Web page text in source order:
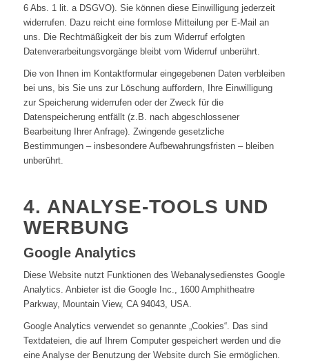
6 Abs. 1 lit. a DSGVO). Sie können diese Einwilligung jederzeit
widerrufen. Dazu reicht eine formlose Mitteilung per E-Mail an
uns. Die Rechtmäßigkeit der bis zum Widerruf erfolgten
Datenverarbeitungsvorgänge bleibt vom Widerruf unberührt.
Die von Ihnen im Kontaktformular eingegebenen Daten verbleiben
bei uns, bis Sie uns zur Löschung auffordern, Ihre Einwilligung
zur Speicherung widerrufen oder der Zweck für die
Datenspeicherung entfällt (z.B. nach abgeschlossener
Bearbeitung Ihrer Anfrage). Zwingende gesetzliche
Bestimmungen – insbesondere Aufbewahrungsfristen – bleiben
unberührt.
4. ANALYSE-TOOLS UND
WERBUNG
Google Analytics
Diese Website nutzt Funktionen des Webanalysedienstes Google
Analytics. Anbieter ist die Google Inc., 1600 Amphitheatre
Parkway, Mountain View, CA 94043, USA.
Google Analytics verwendet so genannte „Cookies“. Das sind
Textdateien, die auf Ihrem Computer gespeichert werden und die
eine Analyse der Benutzung der Website durch Sie ermöglichen.